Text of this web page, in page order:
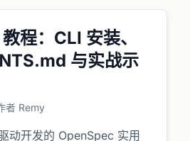
程：CLI 安装、
与实战示
者 Remy
动开发的 OpenSpec 实用